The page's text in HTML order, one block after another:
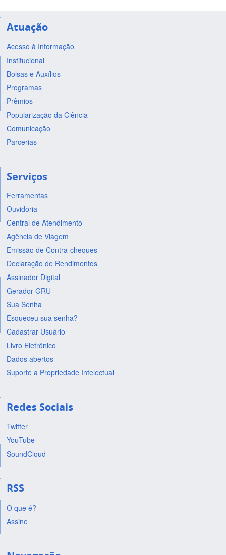
Atuação
Acesso à Informação
Institucional
Bolsas e Auxílios
Programas
Prêmios
Popularização da Ciência
Comunicação
Parcerias
Serviços
Ferramentas
Ouvidoria
Central de Atendimento
Agência de Viagem
Emissão de Contra-cheques
Declaração de Rendimentos
Assinador Digital
Gerador GRU
Sua Senha
Esqueceu sua senha?
Cadastrar Usuário
Livro Eletrônico
Dados abertos
Suporte a Propriedade Intelectual
Redes Sociais
Twitter
YouTube
SoundCloud
RSS
O que é?
Assine